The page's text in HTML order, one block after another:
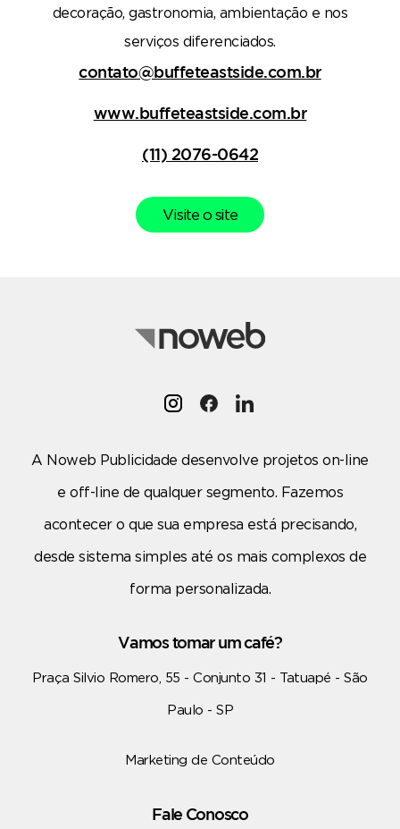
decoração, gastronomia, ambientação e nos
serviços diferenciados.
contato@buffeteastside.com.br
www.buffeteastside.com.br
(11) 2076-0642
Visite o site
A Noweb Publicidade desenvolve projetos on-line
e off-line de qualquer segmento. Fazemos
acontecer o que sua empresa está precisando,
desde sistema simples até os mais complexos de
forma personalizada.
Vamos tomar um café?
Praça Silvio Romero, 55 - Conjunto 31 - Tatuapé - São
Paulo - SP
Marketing de Conteúdo
Fale Conosco